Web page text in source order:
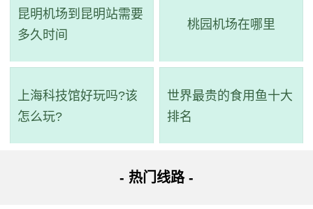
隆北路)站 至 人民北路(站南路口)站）->步行 -> 到达。
详细路线：从起点到步行963米；十三行总站(兴隆北路)
站乘商务专线2路(凰岗总站(锦东服装城)方向)或商务专线1路
经过1站到人民北路(站南路口)站；步行351米到达目的地。
昆明机场到昆明站需要
多久时间
桃园机场在哪里
上海科技馆好玩吗?该
怎么玩?
世界最贵的食用鱼十大
排名
- 热门线路 -